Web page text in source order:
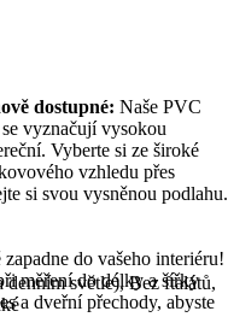
denním světle), Bez ftalátů,
dostupné: Naše PVC
vyznačují vysokou
Vyberte si ze široké
vzhledu přes
si svou vysněnou podlahu.
do vašeho interiéru!
měření do délky a šířky
a dveřní přechody, abyste